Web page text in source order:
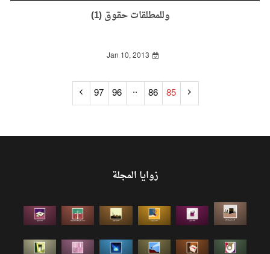
وللمطلقات حقوق (1)
Jan 10, 2013
85
86
..
96
97
زوايا المجلة